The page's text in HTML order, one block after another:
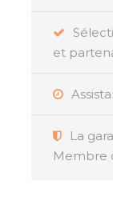
et
La
Membre
Pour les
comprend
tyrolienne,
luxuriante.